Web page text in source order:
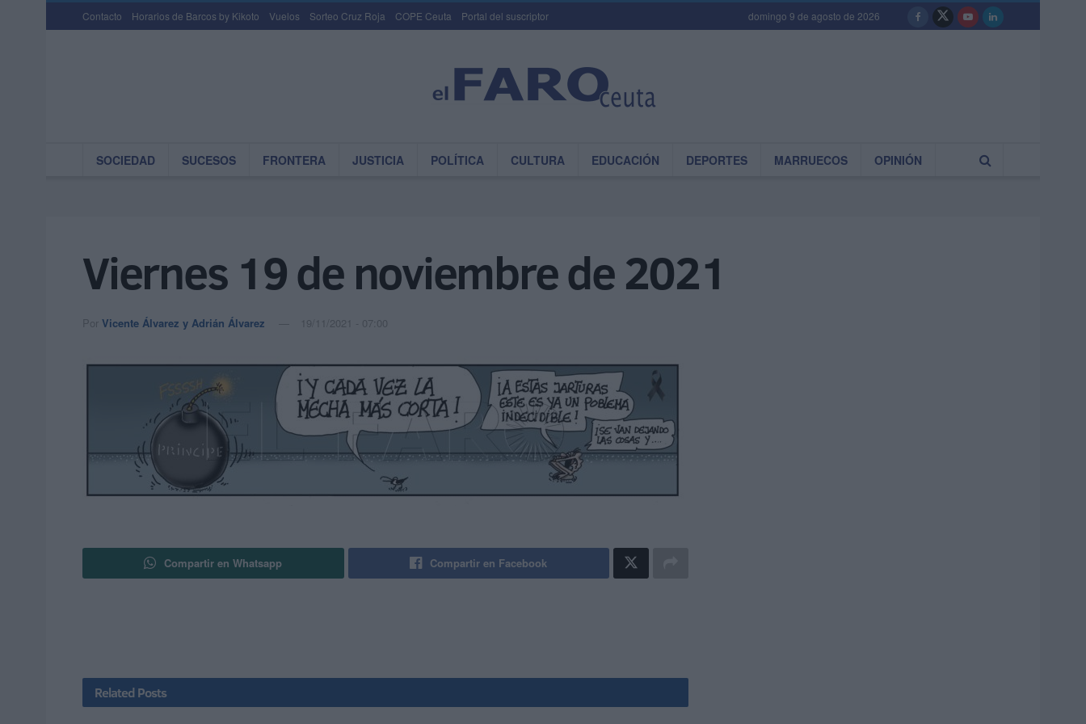
Contacto Horarios de Barcos by Kikoto Vuelos Sorteo Cruz Roja COPE Ceuta Portal del suscriptor domingo 9 de agosto de 2026
SOCIEDAD SUCESOS FRONTERA JUSTICIA POLÍTICA CULTURA EDUCACIÓN DEPORTES MARRUECOS OPINIÓN
Viernes 19 de noviembre de 2021
Por Vicente Álvarez y Adrián Álvarez 19/11/2021 - 07:00
Compartir en Whatsapp Compartir en Facebook
Related Posts